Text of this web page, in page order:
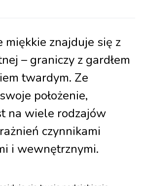
miękkie znajduje się z
– graniczy z gardłem
twardym. Ze
położenie,
na wiele rodzajów
czynnikami
i wewnętrznymi.